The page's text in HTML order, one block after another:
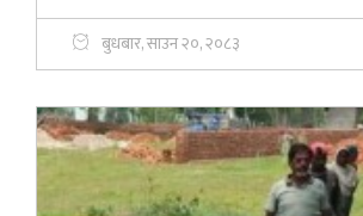
बुधबार, साउन २०, २०८३